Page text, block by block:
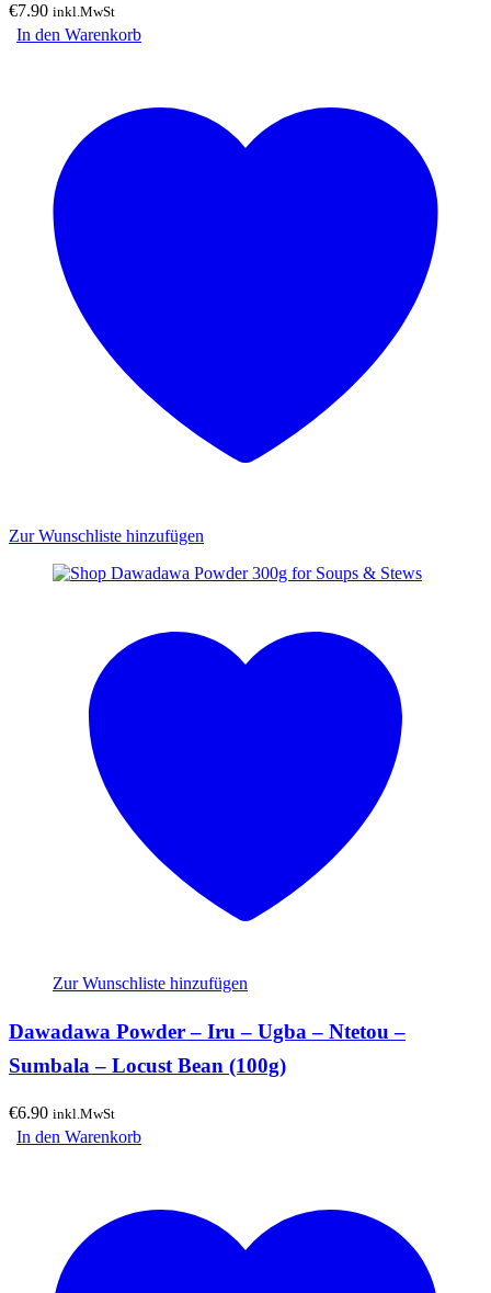
€7.90 inkl.MwSt
In den Warenkorb
Zur Wunschliste hinzufügen
Zur Wunschliste hinzufügen
Dawadawa Powder – Iru – Ugba – Ntetou –
Sumbala – Locust Bean (100g)
€6.90 inkl.MwSt
In den Warenkorb